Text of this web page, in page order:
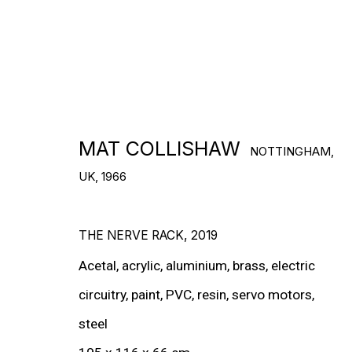
ARTWORKS
MAT COLLISHAW
NOTTINGHAM,
UK, 1966
THE NERVE RACK, 2019
Acetal, acrylic, aluminium, brass, electric
circuitry, paint, PVC, resin, servo motors,
steel